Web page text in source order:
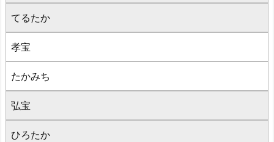
てるたか
孝宝
たかみち
弘宝
ひろたか